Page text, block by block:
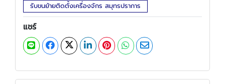
รับขนย้ายติดตั้งเครื่องจักร สมุทรปราการ
แชร์